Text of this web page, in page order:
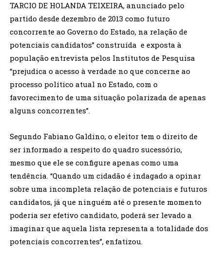
TARCIO DE HOLANDA TEIXEIRA, anunciado pelo
partido desde dezembro de 2013 como futuro
concorrente ao Governo do Estado, na relação de
potenciais candidatos” construída e exposta à
população entrevista pelos Institutos de Pesquisa
“prejudica o acesso à verdade no que concerne ao
processo político atual no Estado, com o
favorecimento de uma situação polarizada de apenas
alguns concorrentes”.
Segundo Fabiano Galdino, o eleitor tem o direito de
ser informado a respeito do quadro sucessório,
mesmo que ele se configure apenas como uma
tendência. “Quando um cidadão é indagado a opinar
sobre uma incompleta relação de potenciais e futuros
candidatos, já que ninguém até o presente momento
poderia ser efetivo candidato, poderá ser levado a
imaginar que aquela lista representa a totalidade dos
potenciais concorrentes”, enfatizou.